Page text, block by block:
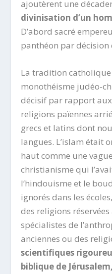
ajoutèrent une
divinisation d’un
D’abord sacré
panthéon par décision
La tradition
monothéisme judéo-
décisif par rapport
religions païennes
grecs et latins dont
langues. L’islam était
haut comme une
christianisme qui
l’hindouisme et le
ignorés dans les
des religions
spécialistes de
anciennes ou des
scientifiques
biblique de